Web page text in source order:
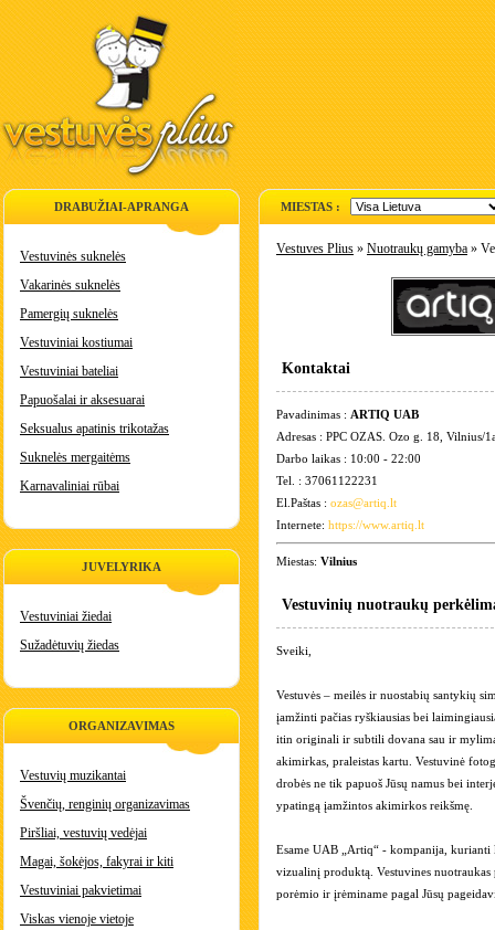
DRABUŽIAI-APRANGA
Vestuvinės suknelės
Vakarinės suknelės
Pamergių suknelės
Vestuviniai kostiumai
Vestuviniai bateliai
Papuošalai ir aksesuarai
Seksualus apatinis trikotažas
Suknelės mergaitėms
Karnavaliniai rūbai
JUVELYRIKA
Vestuviniai žiedai
Sužadėtuvių žiedas
ORGANIZAVIMAS
Vestuvių muzikantai
Švenčių, renginių organizavimas
Piršliai, vestuvių vedėjai
Magai, šokėjos, fakyrai ir kiti
Vestuviniai pakvietimai
Viskas vienoje vietoje
MIESTAS :
Vestuves Plius » Nuotraukų gamyba »
Kontaktai
Pavadinimas : ARTIQ UAB
Adresas : PPC OZAS. Ozo g. 18, Vilnius/
Darbo laikas : 10:00 - 22:00
Tel. : 37061122231
El.Paštas : ozas@artiq.lt
Internete: https://www.artiq.lt
Miestas: Vilnius
Vestuvinių nuotraukų
Sveiki,
Vestuvės – meilės ir nuostabių santykių
įamžinti pačias ryškiausias bei
itin originali ir subtili dovana sau ir
akimirkas, praleistas kartu. Vestuvinė
drobės ne tik papuoš Jūsų namus bei
ypatingą įamžintos akimirkos reikšmę.
Esame UAB „Artiq“ - kompanija,
vizualinį produktą. Vestuvines
porėmio ir įrėminame pagal Jūsų